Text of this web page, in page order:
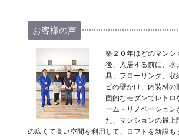
お客様の声
築２０年ほどのマンシ
後、入居する前に、水
具、フローリング、収
ビの壁かけ、内装材の
面的なモダンでレトロ
ーム・リノベーション
た、マンションの最上
の広くて高い空間を利用して、ロフトを新設も